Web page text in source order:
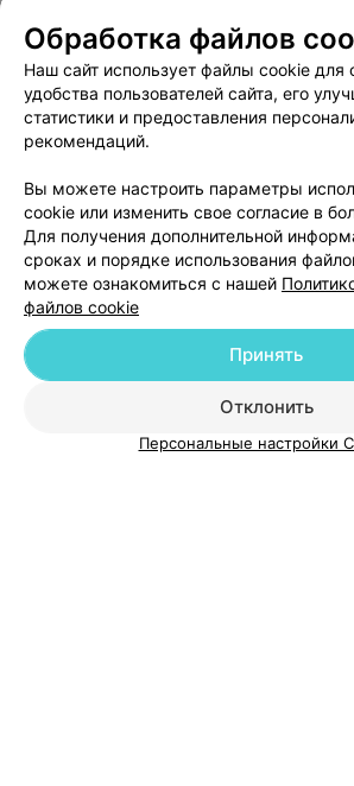
носа
Цена по запросу
Добавить
Обработка файлов
Наш сайт использует файлы cookie для
удобства пользователей сайта, его
статистики и предоставления
рекомендаций.
Вы можете настроить параметры
cookie или изменить свое согласие в
Для получения дополнительной
сроках и порядке использования
можете ознакомиться с нашей
файлов cookie
Отклонить
Принять
Персональные настройки